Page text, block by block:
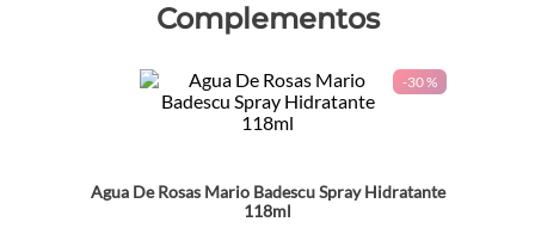
Complementos
-30 %
Agua De Rosas Mario Badescu Spray Hidratante
118ml